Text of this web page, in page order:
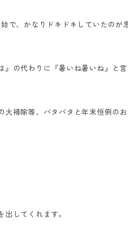
、かなりドキドキしていたのが
の代わりに『暑いね暑いね』と言
掃除等、バタバタと年末恒例の
してくれます。